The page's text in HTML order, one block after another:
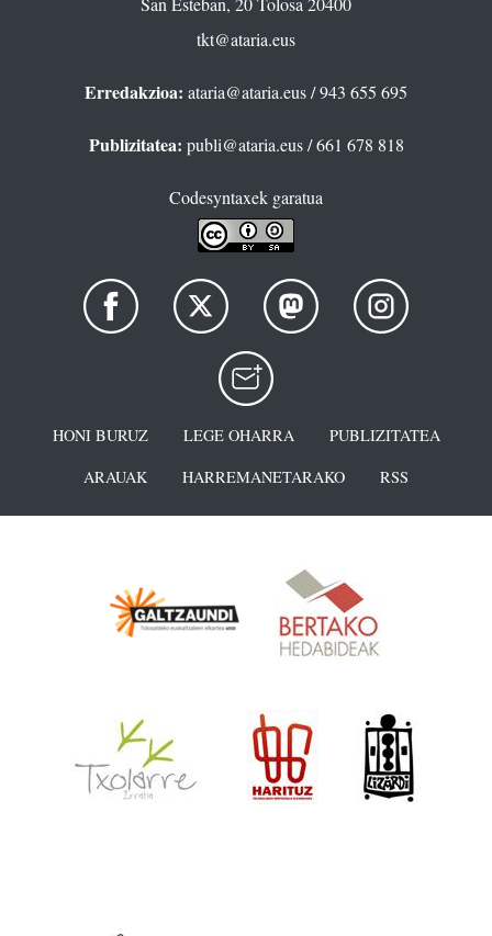
tkt@ataria.eus
Erredakzioa: ataria@ataria.eus/ 943 655 695
Publizitatea: publi@ataria.eus/ 661 678 818
Codesyntaxek garatua
HONI BURUZ LEGE OHARRA
PUBLIZITATEA
ARAUAK
HARREMANETARAKO RSS